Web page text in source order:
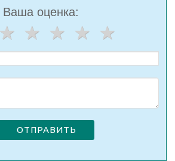
Ваша оценка:
ОТПРАВИТЬ